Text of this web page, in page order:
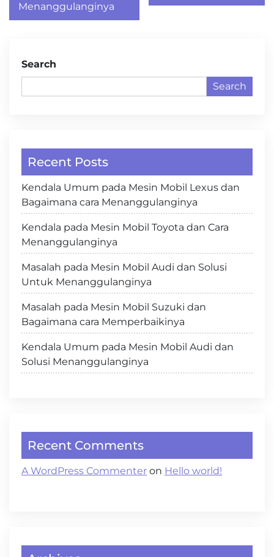
Menanggulanginya
Search
Search
Recent Posts
Kendala Umum pada Mesin Mobil Lexus dan
Bagaimana cara Menanggulanginya
Kendala pada Mesin Mobil Toyota dan Cara
Menanggulanginya
Masalah pada Mesin Mobil Audi dan Solusi
Untuk Menanggulanginya
Masalah pada Mesin Mobil Suzuki dan
Bagaimana cara Memperbaikinya
Kendala Umum pada Mesin Mobil Audi dan
Solusi Menanggulanginya
Recent Comments
A WordPress Commenter on Hello world!